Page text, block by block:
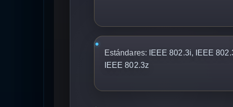
Estándares: IEEE 802.3i, IEEE
IEEE 802.3z